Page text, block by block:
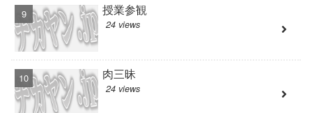
授業参観
24 views
肉三昧
24 views